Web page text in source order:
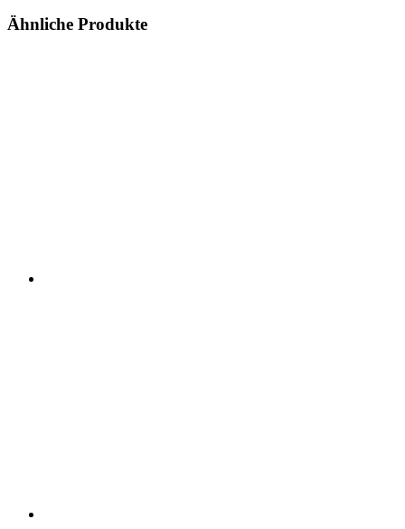
Ähnliche Produkte